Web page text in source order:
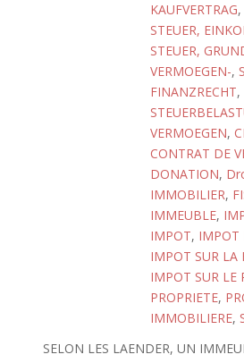
KAUFVERTRAG,
STEUER,
STEUER,
VERMOEGEN-,
FINANZRECHT,
VERMOEGEN,
CONTRAT DE
DONATION,
IMMOBILIER,
IMMEUBLE,
IMPOT, IMPOT
IMPOT SUR LA
IMPOT SUR LE
PROPRIETE,
IMMOBILIERE,
SELON LES LAENDER, UN